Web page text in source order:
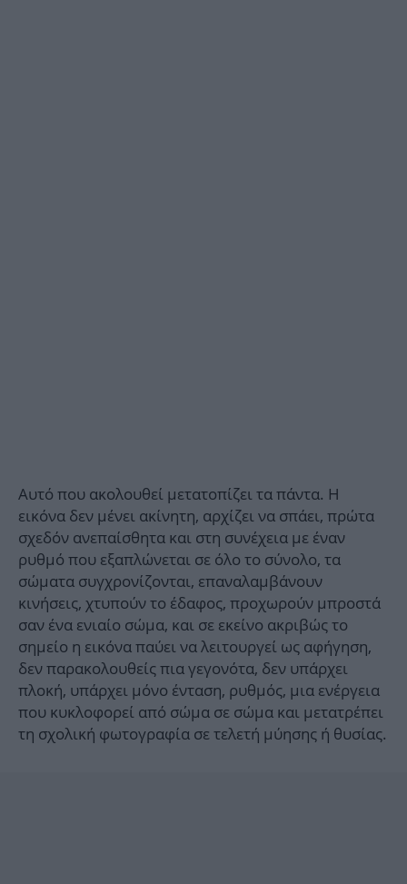
Αυτό που ακολουθεί μετατοπίζει τα πάντα. Η
εικόνα δεν μένει ακίνητη, αρχίζει να σπάει, πρώτα
σχεδόν ανεπαίσθητα και στη συνέχεια με έναν
ρυθμό που εξαπλώνεται σε όλο το σύνολο, τα
σώματα συγχρονίζονται, επαναλαμβάνουν
κινήσεις, χτυπούν το έδαφος, προχωρούν μπροστά
σαν ένα ενιαίο σώμα, και σε εκείνο ακριβώς το
σημείο η εικόνα παύει να λειτουργεί ως αφήγηση,
δεν παρακολουθείς πια γεγονότα, δεν υπάρχει
πλοκή, υπάρχει μόνο ένταση, ρυθμός, μια ενέργεια
που κυκλοφορεί από σώμα σε σώμα και μετατρέπει
τη σχολική φωτογραφία σε τελετή μύησης ή θυσίας.